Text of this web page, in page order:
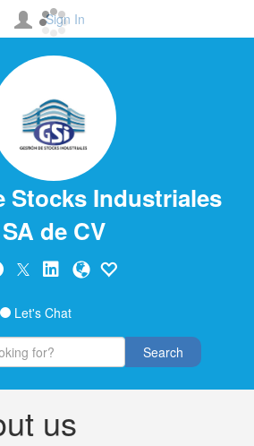
Sign In
Stocks Industriales
SA de CV
Let's Chat
Search
us